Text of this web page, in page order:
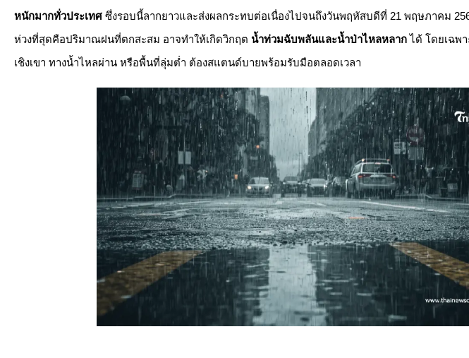
หนักมากทั่วประเทศ ซึ่งรอบนี้ลากยาวและส่งผลกระทบต่อเนื่องไปจนถึงวันพฤหัสบดีที่ 21 พฤษภาคม
ห่วงที่สุดคือปริมาณฝนที่ตกสะสม อาจทำให้เกิดวิกฤต น้ำท่วมฉับพลันและน้ำป่าไหลหลากได้ โดยเฉพ
เชิงเขา ทางน้ำไหลผ่าน หรือพื้นที่ลุ่มต่ำ ต้องสแตนด์บายพร้อมรับมือตลอดเวลา